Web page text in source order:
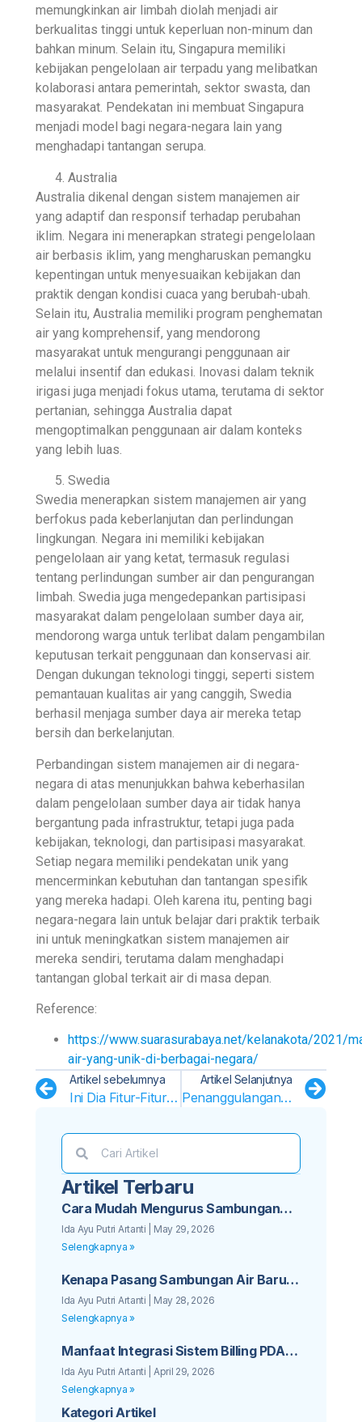
memungkinkan air limbah diolah menjadi air
berkualitas tinggi untuk keperluan non-minum dan
bahkan minum. Selain itu, Singapura memiliki
kebijakan pengelolaan air terpadu yang melibatkan
kolaborasi antara pemerintah, sektor swasta, dan
masyarakat. Pendekatan ini membuat Singapura
menjadi model bagi negara-negara lain yang
menghadapi tantangan serupa.
Australia
Australia dikenal dengan sistem manajemen air
yang adaptif dan responsif terhadap perubahan
iklim. Negara ini menerapkan strategi pengelolaan
air berbasis iklim, yang mengharuskan pemangku
kepentingan untuk menyesuaikan kebijakan dan
praktik dengan kondisi cuaca yang berubah-ubah.
Selain itu, Australia memiliki program penghematan
air yang komprehensif, yang mendorong
masyarakat untuk mengurangi penggunaan air
melalui insentif dan edukasi. Inovasi dalam teknik
irigasi juga menjadi fokus utama, terutama di sektor
pertanian, sehingga Australia dapat
mengoptimalkan penggunaan air dalam konteks
yang lebih luas.
Swedia
Swedia menerapkan sistem manajemen air yang
berfokus pada keberlanjutan dan perlindungan
lingkungan. Negara ini memiliki kebijakan
pengelolaan air yang ketat, termasuk regulasi
tentang perlindungan sumber air dan pengurangan
limbah. Swedia juga mengedepankan partisipasi
masyarakat dalam pengelolaan sumber daya air,
mendorong warga untuk terlibat dalam pengambilan
keputusan terkait penggunaan dan konservasi air.
Dengan dukungan teknologi tinggi, seperti sistem
pemantauan kualitas air yang canggih, Swedia
berhasil menjaga sumber daya air mereka tetap
bersih dan berkelanjutan.
Perbandingan sistem manajemen air di negara-
negara di atas menunjukkan bahwa keberhasilan
dalam pengelolaan sumber daya air tidak hanya
bergantung pada infrastruktur, tetapi juga pada
kebijakan, teknologi, dan partisipasi masyarakat.
Setiap negara memiliki pendekatan unik yang
mencerminkan kebutuhan dan tantangan spesifik
yang mereka hadapi. Oleh karena itu, penting bagi
negara-negara lain untuk belajar dari praktik terbaik
ini untuk meningkatkan sistem manajemen air
mereka sendiri, terutama dalam menghadapi
tantangan global terkait air di masa depan.
Reference:
https://www.suarasurabaya.net/kelanakota/2021/
air-yang-unik-di-berbagai-negara/
Artikel sebelumnya
Ini Dia Fitur-Fitur Canggih PDAM Info!
Artikel Selanjutnya
Penanggulangan Perubahan Iklim: Peningkatan Kesadaran Masyarakat akan Urgensi Konservasi Air
Artikel Terbaru
Cara Mudah Mengurus Sambungan
Baru PDAM untuk Bisnis Kos Anda
Ida Ayu Putri Artanti
May 29, 2026
Selengkapnya »
Kenapa Pasang Sambungan Air Baru
PDAM Sebaiknya Tidak Ditunda Lagi
Ida Ayu Putri Artanti
May 28, 2026
Selengkapnya »
Manfaat Integrasi Sistem Billing PDAM
dengan Aplikasi Mobile Pelanggan
Ida Ayu Putri Artanti
April 29, 2026
Selengkapnya »
Kategori Artikel